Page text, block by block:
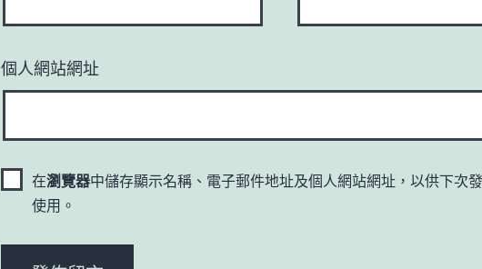
個人網站網址
在瀏覽器中儲存顯示名稱、電子郵件地址及個人網站網址，以供下次
使用。